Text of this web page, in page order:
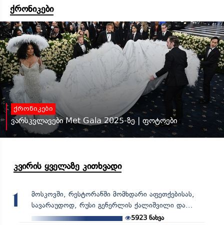
ქრონიკები
ქრონიკები
ვარსკვლავები Met Gala 2025-ზე | ფოტოები
კვირის ყველაზე კითხვადი
1
მოსკოვში, რესტორანში მომხდარი აფეთქებისას,
სავარაუდოდ, რუსი გენერლის ქალიშვილი და...
5923 ნახვა